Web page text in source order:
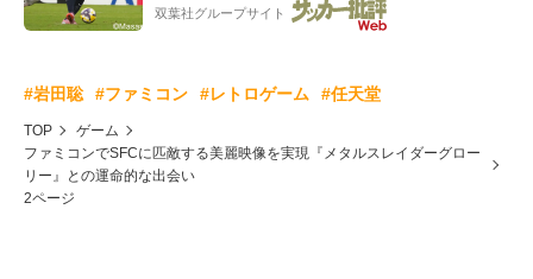
双葉社グループサイト
#岩田聡 #ファミコン #レトロゲーム #任天堂
TOP
ゲーム
ファミコンでSFCに匹敵する美麗映像を実現『メタルスレイダーグロー
リー』との運命的な出会い
2ページ